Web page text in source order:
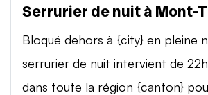
Serrurier de nuit à Mont-
Bloqué dehors à {city} en pleine
serrurier de nuit intervient de
dans toute la région {canton}